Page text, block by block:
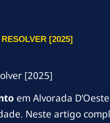
[2025]
[2025]
em Alvorada
Neste artigo